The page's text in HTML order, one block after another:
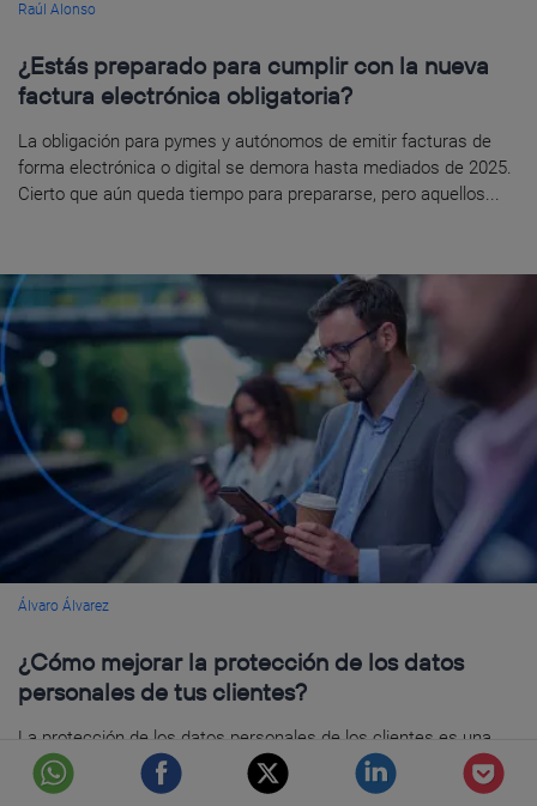
Raúl Alonso
¿Estás preparado para cumplir con la nueva
factura electrónica obligatoria?
La obligación para pymes y autónomos de emitir facturas de
forma electrónica o digital se demora hasta mediados de 2025.
Cierto que aún queda tiempo para prepararse, pero aquellos...
Álvaro Álvarez
¿Cómo mejorar la protección de los datos
personales de tus clientes?
La protección de los datos personales de los clientes es una
prioridad para las empresas. No solo por la obligación de
cumplir con la jurisprudencia de la conocida LOPD...